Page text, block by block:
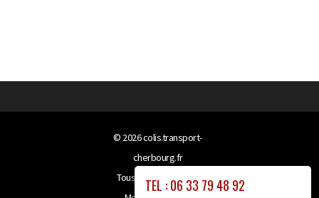
TEL : 06 33 79 48 92
© 2026colis.transport-
cherbourg.fr
Tous droits réservés